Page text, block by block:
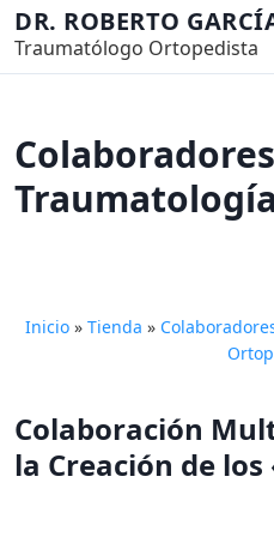
l
DR. ROBERTO
Traumatólogo Ortopedista
Inicio » Tienda »
Colaboración
la Creación de los